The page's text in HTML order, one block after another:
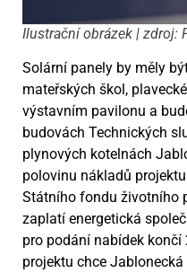
Ilustrační obrázek | zdroj:
Solární panely by měly
mateřských škol,
výstavním pavilonu a
budovách Technických
plynových kotelnách
polovinu nákladů
Státního fondu životního
zaplatí energetická
pro podání nabídek končí
projektu chce